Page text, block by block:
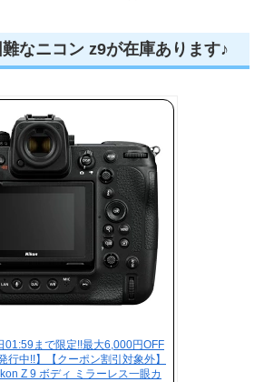
なニコン z9が在庫あります♪
01:59まで限定!!最大6,000円OFF
行中!!】【クーポン割引対象外】
Z 9 ボディ ミラーレス一眼カ